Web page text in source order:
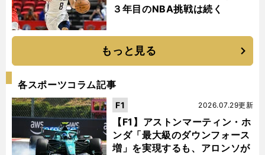
３年目のNBA挑戦は続く
もっと見る
各スポーツコラム記事
【F1】アストンマーティン・ホ
ンダ「最大級のダウンフォース
増」を実現するも、アロンソが
2026.07.29更新
F1